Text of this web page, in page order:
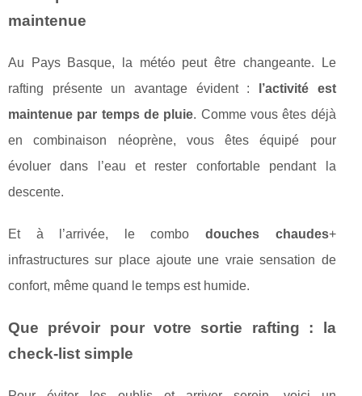
maintenue
Au Pays Basque, la météo peut être changeante. Le
rafting présente un avantage évident :
l’activité est
maintenue par temps de pluie. Comme vous êtes déjà
en combinaison néoprène, vous êtes équipé pour
évoluer dans l’eau et rester confortable pendant la
descente.
Et à l’arrivée, le combo douches chaudes+
infrastructures sur place ajoute une vraie sensation de
confort, même quand le temps est humide.
Que prévoir pour votre sortie rafting : la
check-list simple